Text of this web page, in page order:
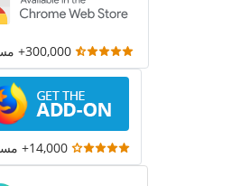
300,000+ مستخدم
14,000+ مستخدم